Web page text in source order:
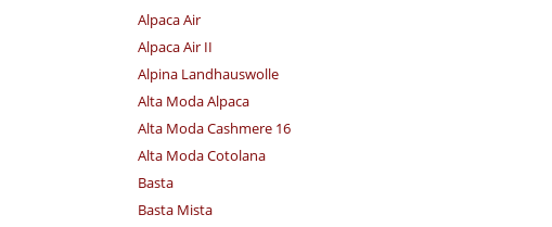
Alpaca Air
Alpaca Air II
Alpina Landhauswolle
Alta Moda Alpaca
Alta Moda Cashmere 16
Alta Moda Cotolana
Basta
Basta Mista